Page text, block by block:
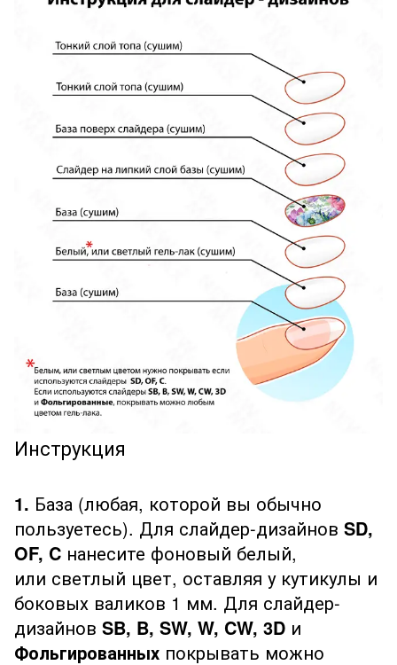
Инструкция
1. База (любая, которой вы обычно
пользуетесь). Для слайдер-дизайнов SD,
OF, C нанесите фоновый белый,
или светлый цвет, оставляя у кутикулы и
боковых валиков 1 мм. Для слайдер-
дизайнов SB, B, SW, W, CW, 3D и
Фольгированных покрывать можно